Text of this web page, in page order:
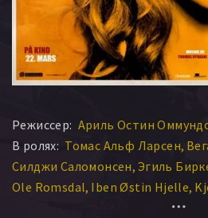
Режиссер: Ариль Остин
В ролях: Томас Альф Ларсен
Силджи Саломонсен Эгиль
Ole Romsdal Iben Østin Hjelle
Lene